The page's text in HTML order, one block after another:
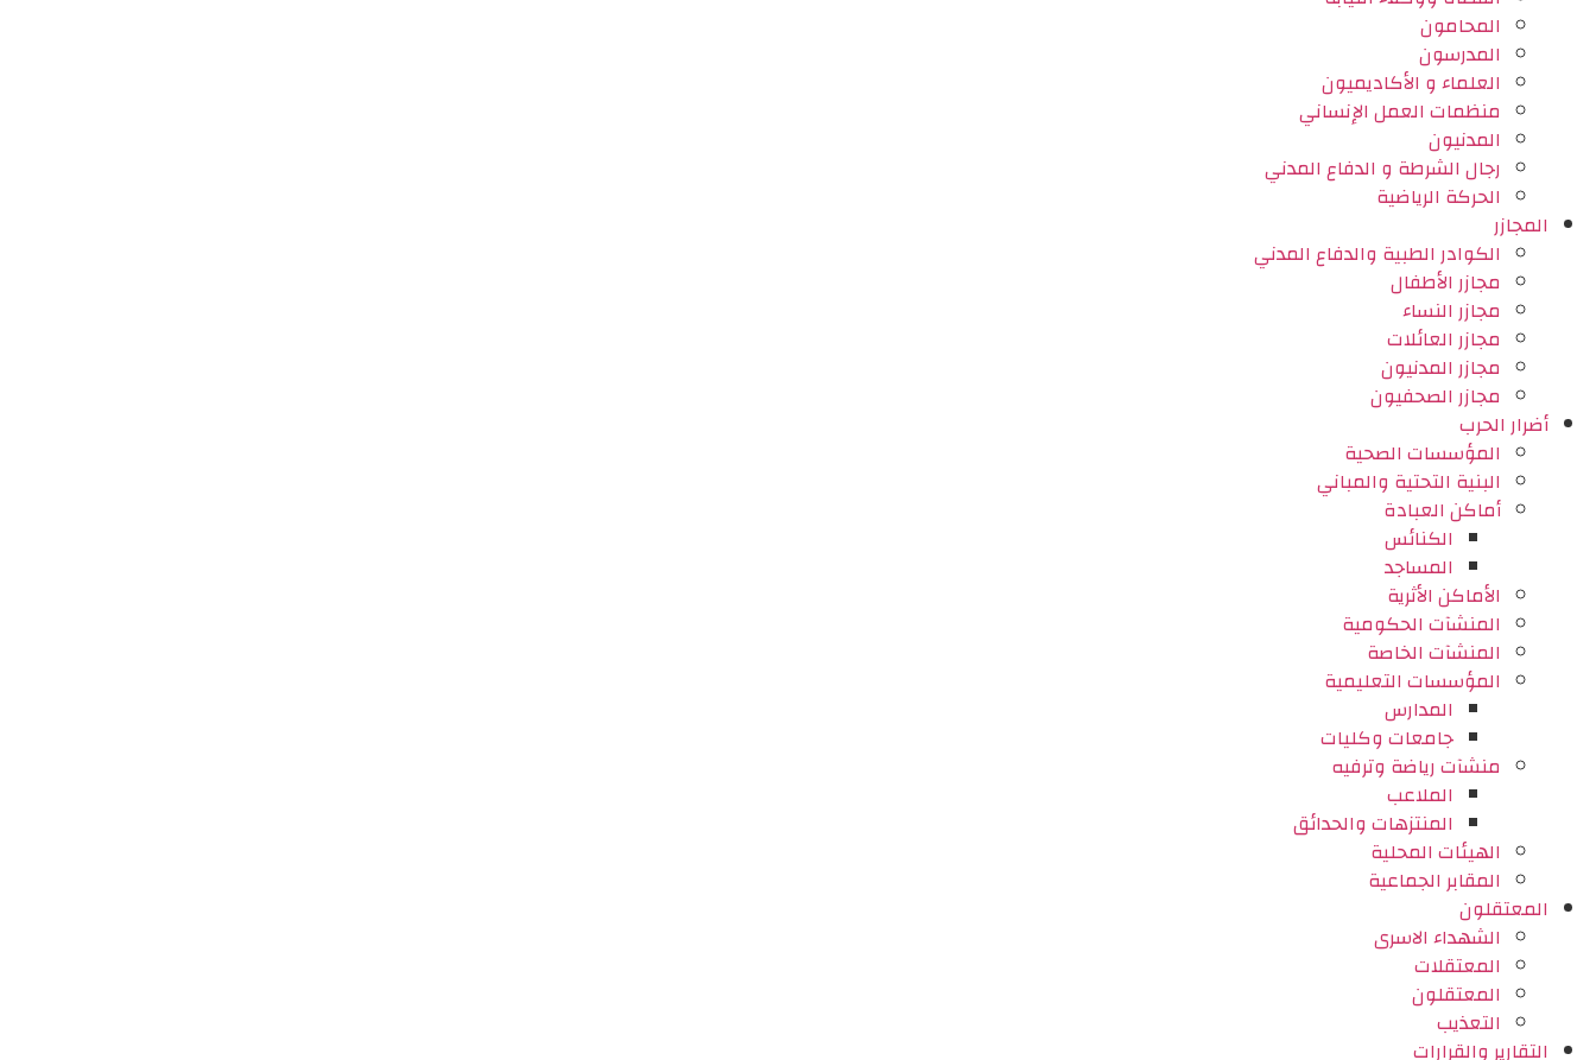
المحامون
المدرسون
العلماء و الأكاديميون
منظمات العمل الإنساني
المدنيون
رجال الشرطة و الدفاع المدني
الحركة الرياضية
المجازر
الكوادر الطبية والدفاع المدني
مجازر الأطفال
مجازر النساء
مجازر العائلات
مجازر المدنيون
مجازر الصحفيون
أضرار الحرب
المؤسسات الصحية
البنية التحتية والمباني
أماكن العبادة
الكنائس
المساجد
الأماكن الأثرية
المنشآت الحكومية
المنشآت الخاصة
المؤسسات التعليمية
المدارس
جامعات وكليات
منشآت رياضة وترفيه
الملاعب
المنتزهات والحدائق
الهيئات المحلية
المقابر الجماعية
المعتقلون
الشهداء الاسرى
المعتقلات
المعتقلون
التعذيب
التقارير والقرارات